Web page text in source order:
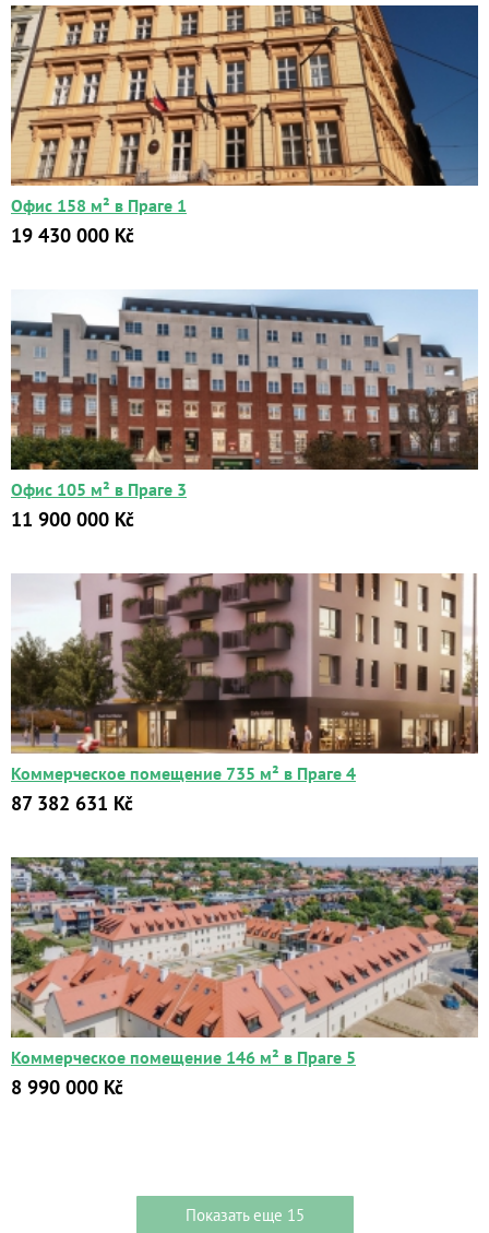
Офис 158 м² в Праге 1
19 430 000 Kč
Офис 105 м² в Праге 3
11 900 000 Kč
Коммерческое помещение 735 м² в Праге 4
87 382 631 Kč
Коммерческое помещение 146 м² в Праге 5
8 990 000 Kč
Показать еще 15